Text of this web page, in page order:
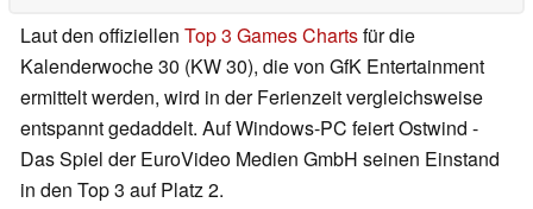
Laut den offiziellen Top 3 Games Chartsfür die
Kalenderwoche 30 (KW 30), die von GfK Entertainment
ermittelt werden, wird in der Ferienzeit vergleichsweise
entspannt gedaddelt. Auf Windows-PC feiert Ostwind -
Das Spiel der EuroVideo Medien GmbH seinen Einstand
in den Top 3 auf Platz 2.